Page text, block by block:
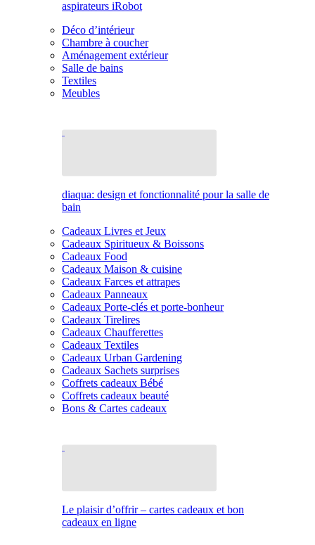
aspirateurs iRobot
Déco d’intérieur
Chambre à coucher
Aménagement extérieur
Salle de bains
Textiles
Meubles
diaqua: design et fonctionnalité pour la salle de
bain
Cadeaux Livres et Jeux
Cadeaux Spiritueux & Boissons
Cadeaux Food
Cadeaux Maison & cuisine
Cadeaux Farces et attrapes
Cadeaux Panneaux
Cadeaux Porte-clés et porte-bonheur
Cadeaux Tirelires
Cadeaux Chaufferettes
Cadeaux Textiles
Cadeaux Urban Gardening
Cadeaux Sachets surprises
Coffrets cadeaux Bébé
Coffrets cadeaux beauté
Bons & Cartes cadeaux
Le plaisir d’offrir – cartes cadeaux et bon
cadeaux en ligne